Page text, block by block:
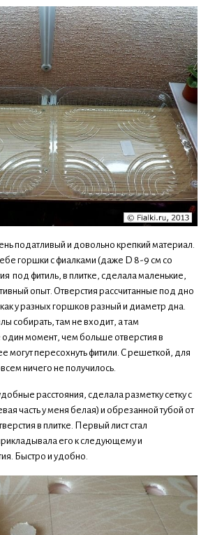
податливый и довольно крепкий материал.
горшки с фиалками (даже D 8-9 см со
под фитиль, в плитке, сделала маленькие,
опыт. Отверстия рассчитанные под дно
у разных горшков разный и диаметр дна.
собирать, там не входит, а там
момент, чем больше отверстия в
могут пересохнуть фитили. С решеткой, для
ничего не получилось.
расстояния, сделала разметку сетку с
часть у меня белая) и обрезанной тубой от
в плитке. Первый лист стал
его к следующему и
Быстро и удобно.